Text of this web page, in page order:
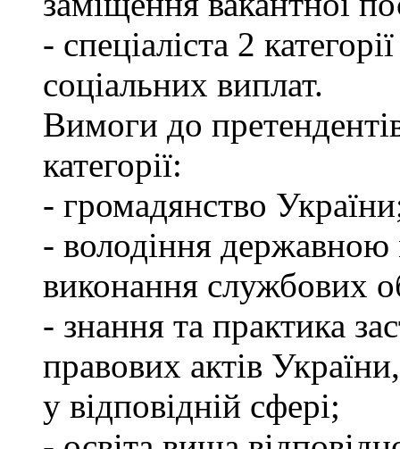
- спеціаліста 2
соціальних виплат.
Вимоги до
категорії:
- громадянство
- володіння державною
виконання службових
- знання та практика
правових актів
у відповідній сфері;